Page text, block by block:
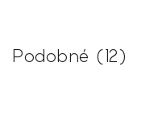
Podobné (12)